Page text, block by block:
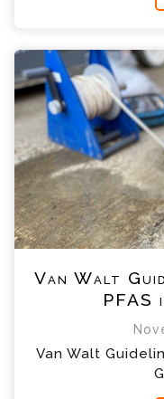
Van Walt
PFAS
Van Walt